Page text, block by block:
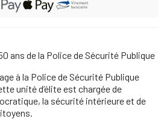
ans de la Police de Sécurité Publique
à la Police de Sécurité Publique
unité d’élite est chargée de
la sécurité intérieure et de